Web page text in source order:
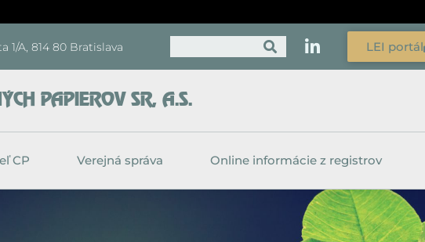
1/A, 814 80 Bratislava LEI portál
PAPIEROV SR, A.S.
CP Verejná správa Online informácie z registrov